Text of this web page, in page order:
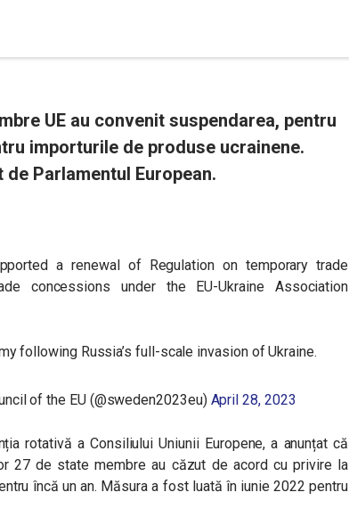
UE au convenit suspendarea, pentru
importurile de produse ucrainene.
Parlamentul European.
a renewal of Regulation on temporary trade
concessions under the EU-Ukraine Association
following Russia’s full-scale invasion of Ukraine.
of the EU (@sweden2023eu) April 28, 2023
rotativă a Consiliului Uniunii Europene, a anunțat că
27 de state membre au căzut de acord cu privire la
încă un an. Măsura a fost luată în iunie 2022 pentru